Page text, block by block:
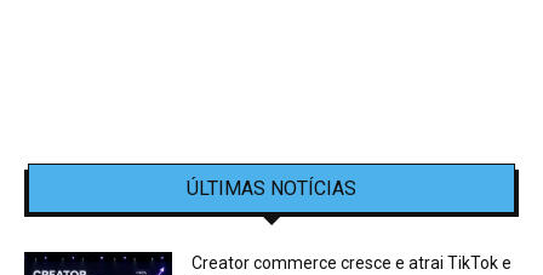
ÚLTIMAS NOTÍCIAS
Creator commerce cresce e atrai TikTok e